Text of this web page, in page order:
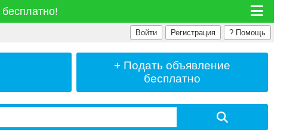
бесплатно!
? Помощь
Регистрация
Войти
+ Подать объявление
бесплатно